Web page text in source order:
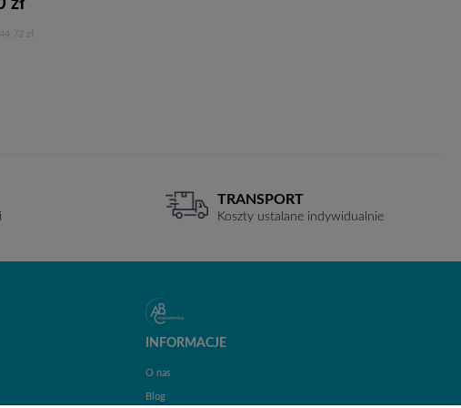
zł
TRANSPORT
Koszty ustalane indywidualnie
INFORMACJE
O nas
Blog